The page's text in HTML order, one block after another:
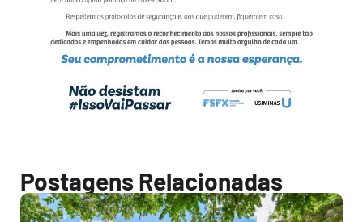
Postagens Relacionadas